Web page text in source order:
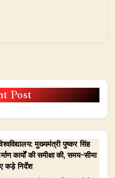
Post
मुख्यमंत्री पुष्कर सिंह
कार्यों की समीक्षा की, समय-सीमा
कड़े निर्देश